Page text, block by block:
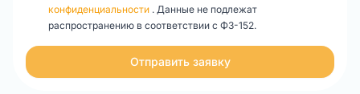
конфиденциальности . Данные не подлежат
распространению в соответствии с ФЗ-152.
Отправить заявку